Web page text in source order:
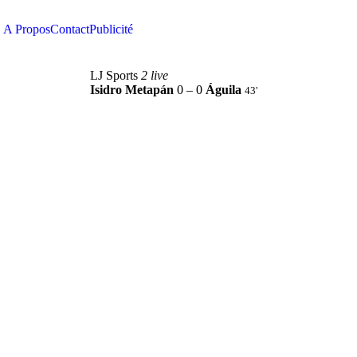
A ProposContactPublicité
LJ Sports 2 live
Isidro Metapán 0 – 0 Águila 43'